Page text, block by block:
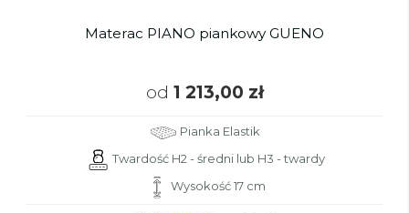
Materac PIANO piankowy GUENO
od 1 213,00 zł
Pianka Elastik
Twardość H2 - średni lub H3 - twardy
Wysokość 17 cm